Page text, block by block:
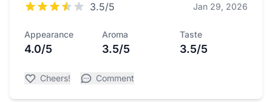
3.5/5 Jan 29, 2026
Appearance
4.0/5
Aroma
3.5/5
Taste
3.5/5
Cheers! Comment